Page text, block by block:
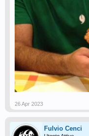
26 Apr 2023
Fulvio Cenci